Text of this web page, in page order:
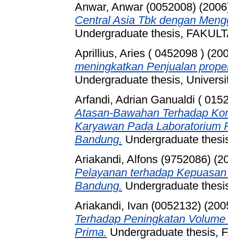
Anwar, Anwar (0052008)
Central Asia Tbk dengan
Undergraduate thesis,
Aprillius, Aries ( 0452098 )
meningkatkan Penjualan
Undergraduate thesis,
Arfandi, Adrian Ganualdi (
Atasan-Bawahan Terhadap
Karyawan Pada Laboratorium
Bandung. Undergraduate
Ariakandi, Alfons (9752086)
Pelayanan terhadap
Bandung. Undergraduate
Ariakandi, Ivan (0052132)
Terhadap Peningkatan
Prima. Undergraduate thesis,